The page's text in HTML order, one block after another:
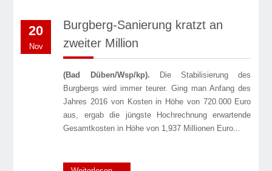
20
Nov
Burgberg-Sanierung kratzt an
zweiter Million
(Bad Düben/Wsp/kp). Die Stabilisierung des
Burgbergs wird immer teurer. Ging man Anfang des
Jahres 2016 von Kosten in Höhe von 720.000 Euro
aus, ergab die jüngste Hochrechnung erwartende
Gesamtkosten in Höhe von 1,937 Millionen Euro...